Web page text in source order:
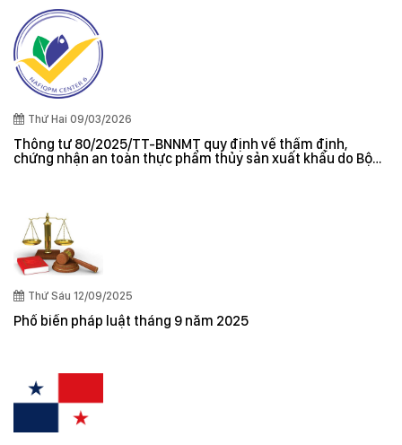
Thứ Hai 09/03/2026
Thông tư 80/2025/TT-BNNMT quy định về thẩm định,
chứng nhận an toàn thực phẩm thủy sản xuất khẩu do Bộ
Thứ Sáu 12/09/2025
Phổ biến pháp luật tháng 9 năm 2025